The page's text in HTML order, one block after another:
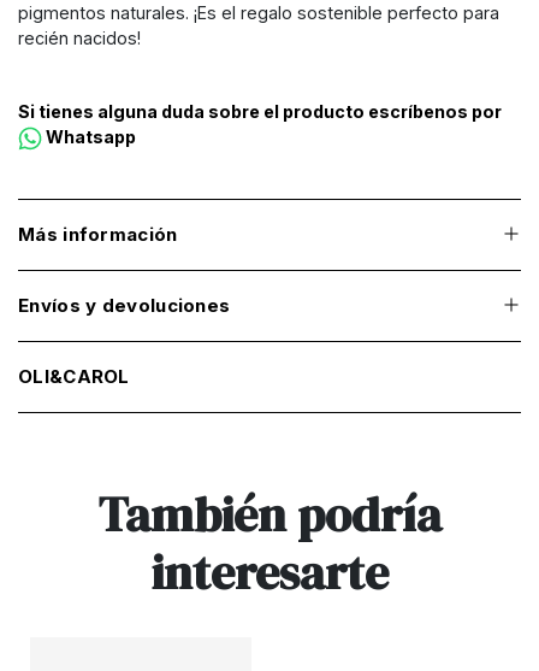
pigmentos naturales. ¡Es el regalo sostenible perfecto para
recién nacidos!
Si tienes alguna duda sobre el producto escríbenos por
Whatsapp
Más información
Envíos y devoluciones
OLI&CAROL
También podría
interesarte